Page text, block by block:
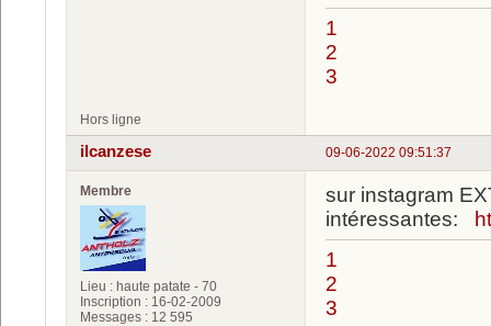
1
2
3
Hors ligne
09-06-2022 09:51:37
ilcanzese
Membre
Lieu : haute patate - 70
Inscription : 16-02-2009
Messages : 12 595
sur instagram
intéressantes:
1
2
3